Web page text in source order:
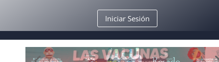
Iniciar Sesión